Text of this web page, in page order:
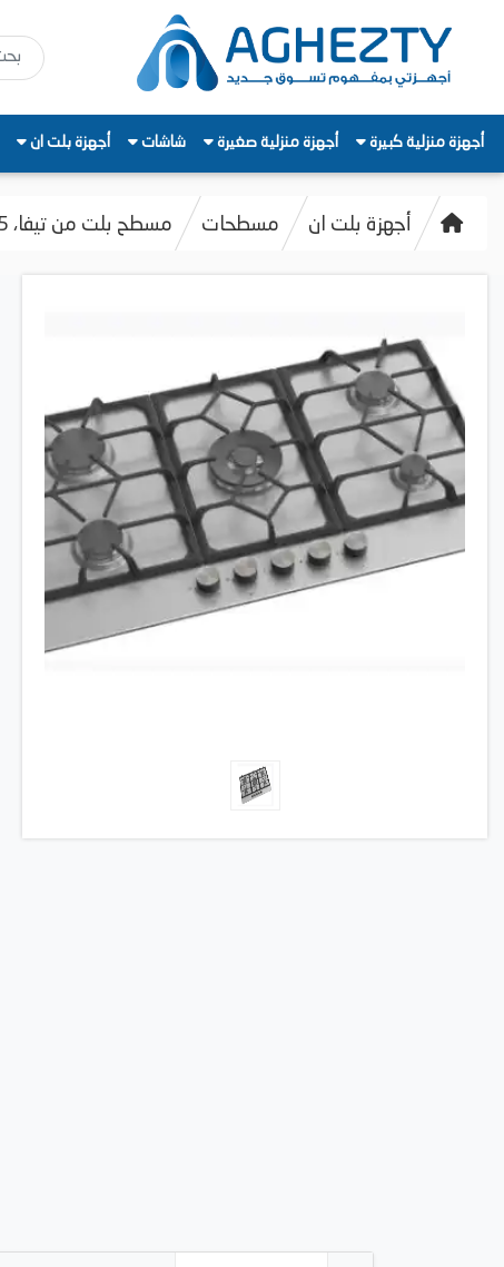
أجهزة منزلية كبيرة أجهزة منزلية صغيرة شاشات أجهزة بلت ان
أجهزة بلت ان مسطحات مسطح بلت من تيفا، 5 شعلات، أمان كامل، 90